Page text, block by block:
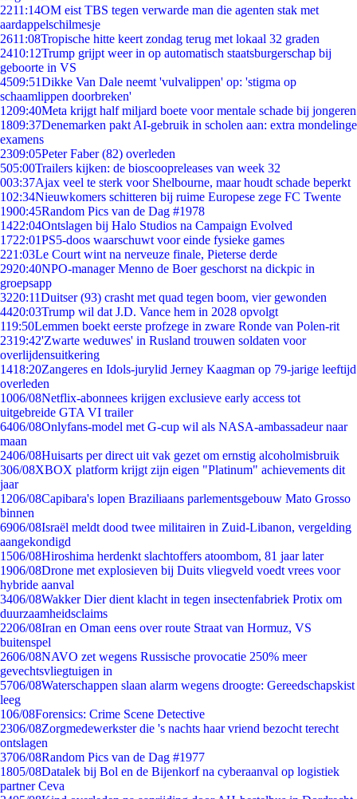
2211:14OM eist TBS tegen verwarde man die agenten stak met
aardappelschilmesje
2611:08Tropische hitte keert zondag terug met lokaal 32 graden
2410:12Trump grijpt weer in op automatisch staatsburgerschap bij
geboorte in VS
4509:51Dikke Van Dale neemt 'vulvalippen' op: 'stigma op
schaamlippen doorbreken'
1209:40Meta krijgt half miljard boete voor mentale schade bij jongeren
1809:37Denemarken pakt AI-gebruik in scholen aan: extra mondelinge
examens
2309:05Peter Faber (82) overleden
505:00Trailers kijken: de bioscoopreleases van week 32
003:37Ajax veel te sterk voor Shelbourne, maar houdt schade beperkt
102:34Nieuwkomers schitteren bij ruime Europese zege FC Twente
1900:45Random Pics van de Dag #1978
1422:04Ontslagen bij Halo Studios na Campaign Evolved
1722:01PS5-doos waarschuwt voor einde fysieke games
221:03Le Court wint na nerveuze finale, Pieterse derde
2920:40NPO-manager Menno de Boer geschorst na dickpic in
groepsapp
3220:11Duitser (93) crasht met quad tegen boom, vier gewonden
4420:03Trump wil dat J.D. Vance hem in 2028 opvolgt
119:50Lemmen boekt eerste profzege in zware Ronde van Polen-rit
2319:42'Zwarte weduwes' in Rusland trouwen soldaten voor
overlijdensuitkering
1418:20Zangeres en Idols-jurylid Jerney Kaagman op 79-jarige leeftijd
overleden
1006/08Netflix-abonnees krijgen exclusieve early access tot
uitgebreide GTA VI trailer
6406/08Onlyfans-model met G-cup wil als NASA-ambassadeur naar
maan
2406/08Huisarts per direct uit vak gezet om ernstig alcoholmisbruik
306/08XBOX platform krijgt zijn eigen "Platinum" achievements dit
jaar
1206/08Capibara's lopen Braziliaans parlementsgebouw Mato Grosso
binnen
6906/08Israël meldt dood twee militairen in Zuid-Libanon, vergelding
aangekondigd
1506/08Hiroshima herdenkt slachtoffers atoombom, 81 jaar later
1906/08Drone met explosieven bij Duits vliegveld voedt vrees voor
hybride aanval
3406/08Wakker Dier dient klacht in tegen insectenfabriek Protix om
duurzaamheidsclaims
2206/08Iran en Oman eens over route Straat van Hormuz, VS
buitenspel
2606/08NAVO zet wegens Russische provocatie 250% meer
gevechtsvliegtuigen in
5706/08Waterschappen slaan alarm wegens droogte: Gereedschapskist
leeg
106/08Forensics: Crime Scene Detective
2306/08Zorgmedewerkster die 's nachts haar vriend bezocht terecht
ontslagen
3706/08Random Pics van de Dag #1977
1805/08Datalek bij Bol en de Bijenkorf na cyberaanval op logistiek
partner Ceva